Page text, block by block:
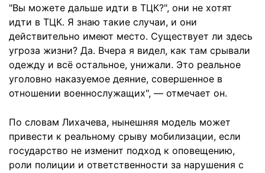
"Вы можете дальше идти в ТЦК?", они не хотят
идти в ТЦК. Я знаю такие случаи, и они
действительно имеют место. Существует ли здесь
угроза жизни? Да. Вчера я видел, как там срывали
одежду и всё остальное, унижали. Это реальное
уголовно наказуемое деяние, совершенное в
отношении военнослужащих", — отмечает он.
По словам Лихачева, нынешняя модель может
привести к реальному срыву мобилизации, если
государство не изменит подход к оповещению,
роли полиции и ответственности за нарушения с